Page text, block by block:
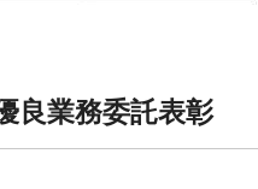
良業務委託表彰